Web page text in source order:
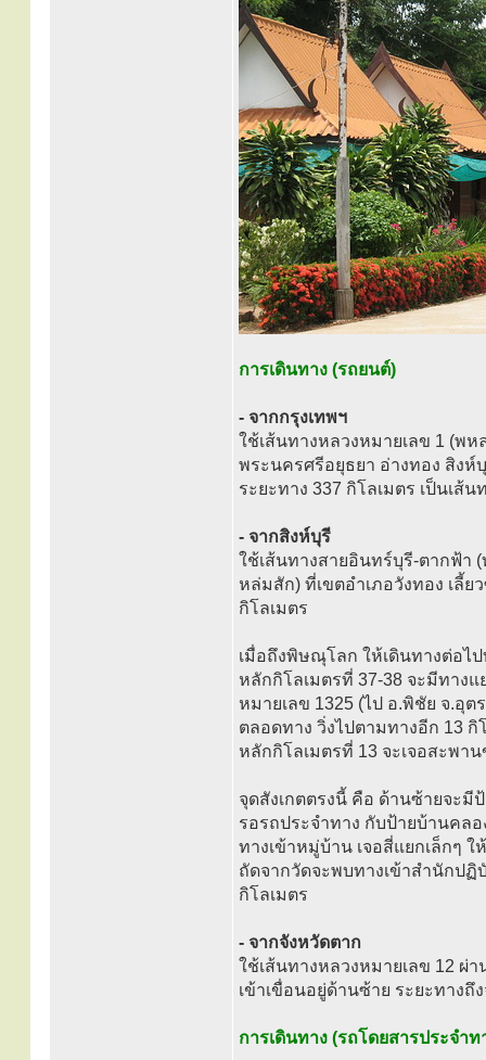
การเดินทาง (รถยนต์)
- จากกรุงเทพฯ
ใช้เส้นทางหลวงหมายเลข 1 (พห
พระนครศรีอยุธยา อ่างทอง สิงห์
ระยะทาง 337 กิโลเมตร เป็นเส้
- จากสิงห์บุรี
ใช้เส้นทางสายอินทร์บุรี-ตากฟ้า
หล่มสัก) ที่เขตอำเภอวังทอง เลี้
กิโลเมตร
เมื่อถึงพิษณุโลก ให้เดินทางต่อไ
หลักกิโลเมตรที่ 37-38 จะมีทาง
หมายเลข 1325 (ไป อ.พิชัย จ.อุ
ตลอดทาง วิ่งไปตามทางอีก 13 กิ
หลักกิโลเมตรที่ 13 จะเจอสะพ
จุดสังเกตตรงนี้ คือ ด้านซ้ายจะมี
รอรถประจำทาง กับป้ายบ้านคล
ทางเข้าหมู่บ้าน เจอสี่แยกเล็กๆ ใ
ถัดจากวัดจะพบทางเข้าสำนักป
กิโลเมตร
- จากจังหวัดตาก
ใช้เส้นทางหลวงหมายเลข 12 ผ่
เข้าเขื่อนอยู่ด้านซ้าย ระยะทาง
การเดินทาง (รถโดยสารประจำท